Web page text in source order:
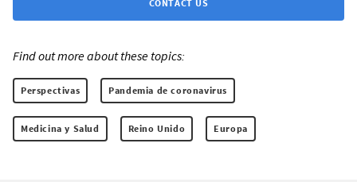
CONTACT US
Find out more about these topics:
Perspectivas Pandemia de coronavirus
Medicina y Salud Reino Unido Europa